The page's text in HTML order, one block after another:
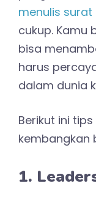
menulis
cukup. Kamu
bisa
harus
dalam dunia
Berikut ini
kembangkan
1.